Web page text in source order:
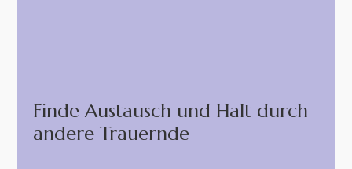
Finde Austausch und Halt durch
andere Trauernde